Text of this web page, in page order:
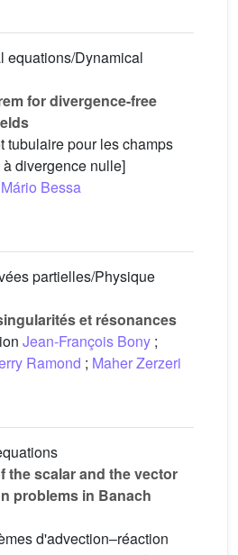
equations/Dynamical
for divergence-free
tubulaire pour les champs
divergence nulle]
Mário Bessa
partielles/Physique
et résonances
Jean-François Bony ;
Ramond ; Maher Zerzeri
the scalar and the vector
problems in Banach
d'advection–réaction